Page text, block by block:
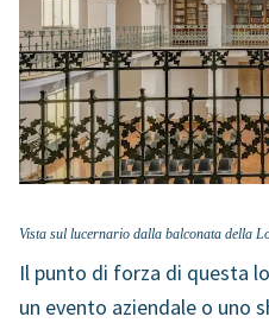
Vista sul lucernario dalla balconata della
Il punto di forza di questa
un evento aziendale o uno